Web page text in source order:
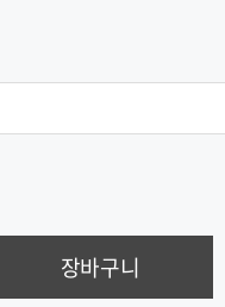
장바구니